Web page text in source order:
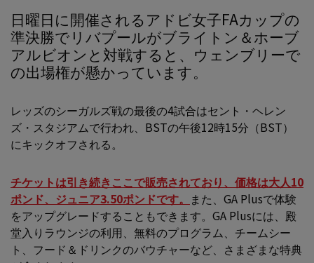
日曜日に開催されるアドビ女子FAカップの
準決勝でリバプールがブライトン＆ホーブ
アルビオンと対戦すると、ウェンブリーで
の出場権が懸かっています。
レッズのシーガルズ戦の最後の4試合はセント・ヘレン
ズ・スタジアムで行われ、BSTの午後12時15分（BST）
にキックオフされる。
チケットは引き続きここで販売されており、価格は大人10
ポンド、ジュニア3.50ポンドです。 また、GA Plusで体験
をアップグレードすることもできます。GA Plusには、殿
堂入りラウンジの利用、無料のプログラム、チームシー
ト、フード＆ドリンクのバウチャーなど、さまざまな特典